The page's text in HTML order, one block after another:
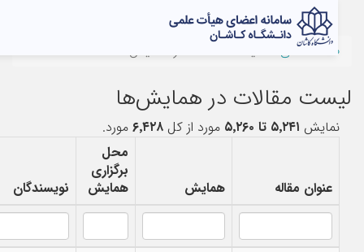
لیست مقالات در همایش‌ها
مقالات در همایش‌ها
۵٬۲۴۱ تا ۵٬۲۶۰ مورد از کل۶٬۴۲۸مورد.
عنوان مقاله همایش
برگزاری
همایش
نویسندگان